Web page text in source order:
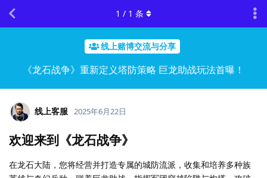
线上赌博交流与分享
《龙石战争》重新定义塔防策略 巨龙助战玩法首曝！
1 / 1 条
线上客服 2025年6月22日
欢迎来到《龙石战争》
在龙石大陆，您将经营并打造专属的城防流派，收集和培养多种族